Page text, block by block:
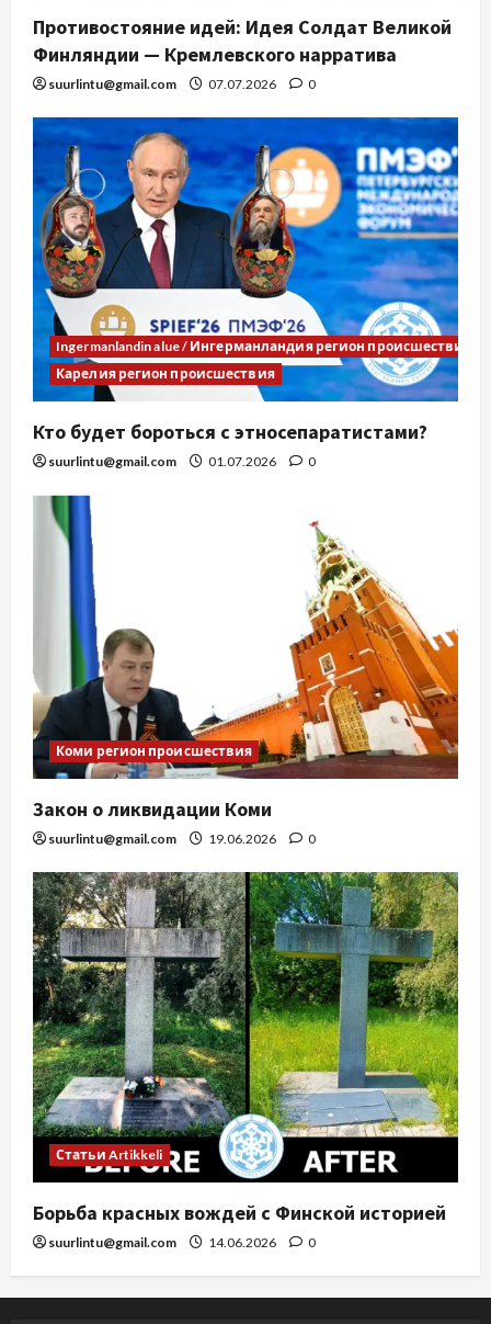
Противостояние идей: Идея Солдат Великой
Финляндии — Кремлевского нарратива
suurlintu@gmail.com 07.07.2026 0
Ingermanlandin alue / Ингерманландия регион происшествия
Карелия регион происшествия
Кто будет бороться с этносепаратистами?
suurlintu@gmail.com 01.07.2026 0
Коми регион происшествия
Закон о ликвидации Коми
suurlintu@gmail.com 19.06.2026 0
Статьи Artikkeli
Борьба красных вождей с Финской историей
suurlintu@gmail.com 14.06.2026 0